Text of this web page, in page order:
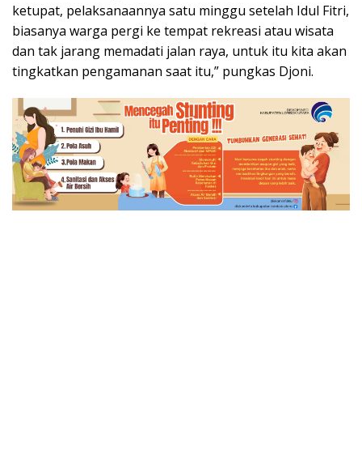
ketupat, pelaksanaannya satu minggu setelah Idul Fitri,
biasanya warga pergi ke tempat rekreasi atau wisata
dan tak jarang memadati jalan raya, untuk itu kita akan
tingkatkan pengamanan saat itu,” pungkas Djoni.